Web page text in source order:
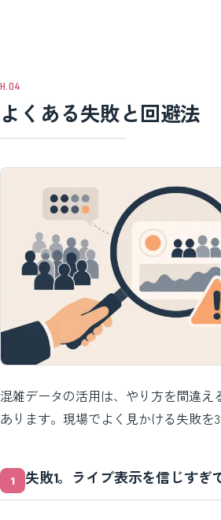
よくある失敗と回避法
混雑データの活用は、やり方を間違え
あります。現場でよく見かける失敗を3
失敗1。ライブ表示を信じすぎ